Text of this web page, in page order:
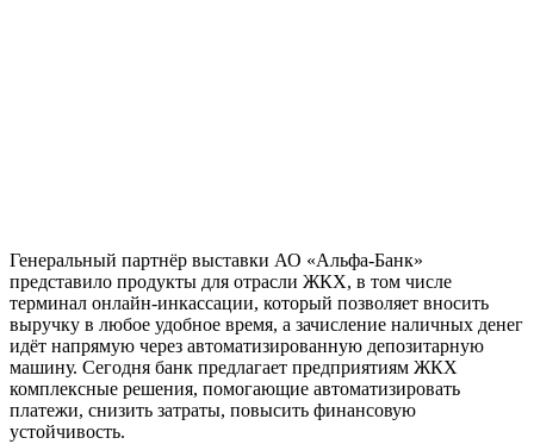
Генеральный партнёр выставки АО «Альфа-Банк»
представило продукты для отрасли ЖКХ, в том числе
терминал онлайн-инкассации, который позволяет вносить
выручку в любое удобное время, а зачисление наличных денег
идёт напрямую через автоматизированную депозитарную
машину. Сегодня банк предлагает предприятиям ЖКХ
комплексные решения, помогающие автоматизировать
платежи, снизить затраты, повысить финансовую
устойчивость.